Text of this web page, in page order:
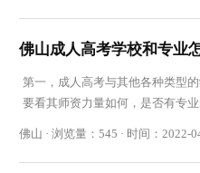
佛山成人高考学校和专业
第一，成人高考与其他各种类型
要看其师资力量如何，是否有专业
佛山 · 浏览量：545 · 时间：2022-